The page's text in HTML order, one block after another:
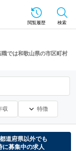
閲覧履歴 検索
では和歌山県の市区町村
収 特徴
道府県以外でも
に募集中の求人